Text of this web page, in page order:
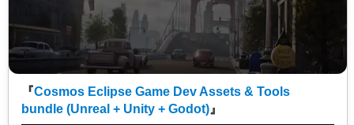
『Cosmos Eclipse Game Dev Assets & Tools
bundle (Unreal + Unity + Godot) 』